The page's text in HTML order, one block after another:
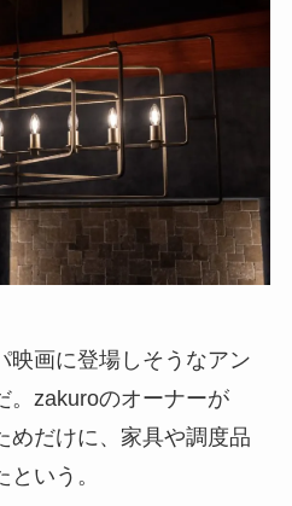
映画に登場しそうなアン
。zakuroのオーナーが
めだけに、家具や調度品
いう。